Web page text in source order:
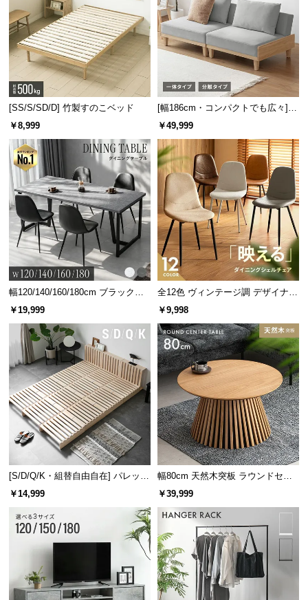
[SS/S/SD/D] 竹製すのこベッド
￥8,999
[幅186cm・コンパクトでも広々] 3
人掛けソファベッド リクライニン
￥49,999
幅120/140/160/180cm ブラックフ
レーム ダイニング 大理石調 4人掛
￥19,999
全12色 ヴィンテージ調 デザイナー
ズシェルチェア
￥9,998
[S/D/Q/K・組替自由自在] パレット
ベッド 8/12/16枚セット
￥14,999
幅80cm 天然木突板 ラウンドセン
ターテーブル 美しい格子デザイン
￥39,999